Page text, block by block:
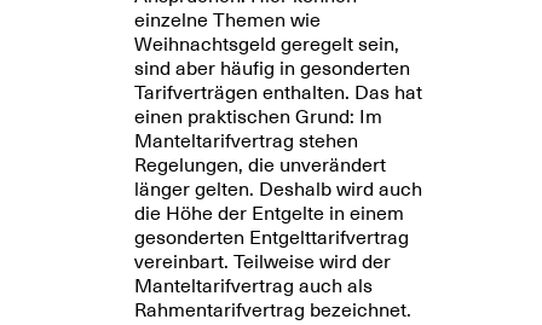
einzelne Themen wie
Weihnachtsgeld geregelt sein,
sind aber häufig in gesonderten
Tarifverträgen enthalten. Das hat
einen praktischen Grund: Im
Manteltarifvertrag stehen
Regelungen, die unverändert
länger gelten. Deshalb wird auch
die Höhe der Entgelte in einem
gesonderten Entgelttarifvertrag
vereinbart. Teilweise wird der
Manteltarifvertrag auch als
Rahmentarifvertrag bezeichnet.